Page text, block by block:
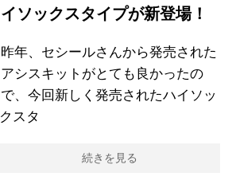
イソックスタイプが新登場！
昨年、セシールさんから発売された
アシスキットがとても良かったの
で、今回新しく発売されたハイソッ
クスタ
続きを見る